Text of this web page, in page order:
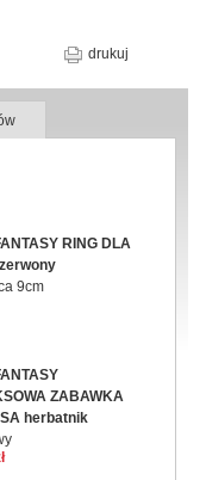
drukuj
RING DLA
9cm
ZABAWKA
herbatnik